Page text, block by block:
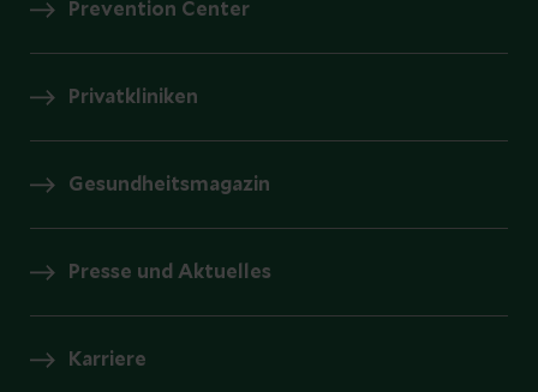
Prevention Center
Privatkliniken
Gesundheitsmagazin
Presse und Aktuelles
Karriere